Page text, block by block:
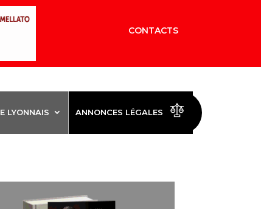
CONTACTS
LYONNAIS ANNONCES LÉGALES